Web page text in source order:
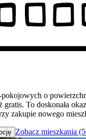
o
gratis. To doskonała
zakupie nowego
Zobacz mieszkania